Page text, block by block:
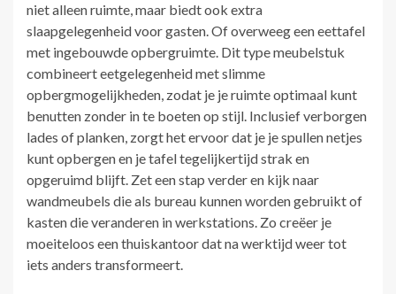
niet alleen ruimte, maar biedt ook extra
slaapgelegenheid voor gasten. Of overweeg een eettafel
met ingebouwde opbergruimte. Dit type meubelstuk
combineert eetgelegenheid met slimme
opbergmogelijkheden, zodat je je ruimte optimaal kunt
benutten zonder in te boeten op stijl. Inclusief verborgen
lades of planken, zorgt het ervoor dat je je spullen netjes
kunt opbergen en je tafel tegelijkertijd strak en
opgeruimd blijft. Zet een stap verder en kijk naar
wandmeubels die als bureau kunnen worden gebruikt of
kasten die veranderen in werkstations. Zo creëer je
moeiteloos een thuiskantoor dat na werktijd weer tot
iets anders transformeert.